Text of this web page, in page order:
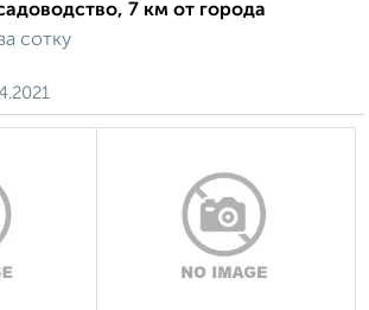
7 км от города
сотку